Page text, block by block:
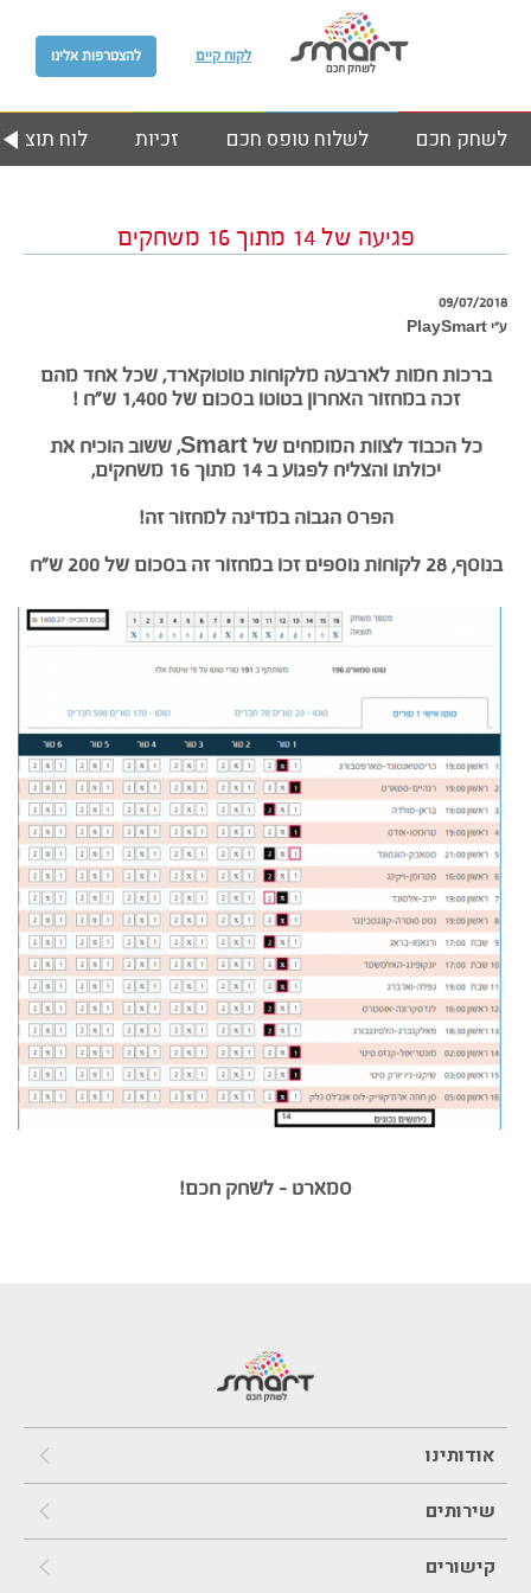
להצטרפות אלינו לקוח קיים
לוח זכיות לשלוח טופס חכם לשחק חכם
פגיעה של 14 מתוך 16 משחקים
09/07/2018
ע״י PlaySmart
ברכות חמות לארבעה מלקוחות טוטוקארד, שכל אחד מהם
זכה במחזור האחרון בטוטו בסכום של1,400 ש”ח !
כל הכבוד לצוות המומחים של Smart, ששוב הוכיח את
יכולתו והצליח לפגוע ב 14 מתוך 16 משחקים,
הפרס הגבוה במדינה למחזור זה!
בנוסף, 28 לקוחות נוספים זכו במחזור זה בסכום של 200 ש”ח
סמארט – לשחק חכם!
אודותינו
שירותים
קישורים